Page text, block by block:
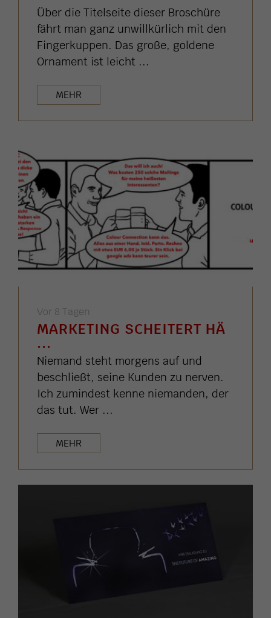
Über die Titelseite dieser Broschüre
fährt man ganz unwillkürlich mit den
Fingerkuppen. Das große, goldene
Ornament ist leicht ...
MEHR
Vor 8 Tagen
MARKETING SCHEITERT HÄ
...
Niemand steht morgens auf und
beschließt, seine Kunden zu nerven.
Ich zumindest kenne niemanden, der
das tut. Wer ...
MEHR